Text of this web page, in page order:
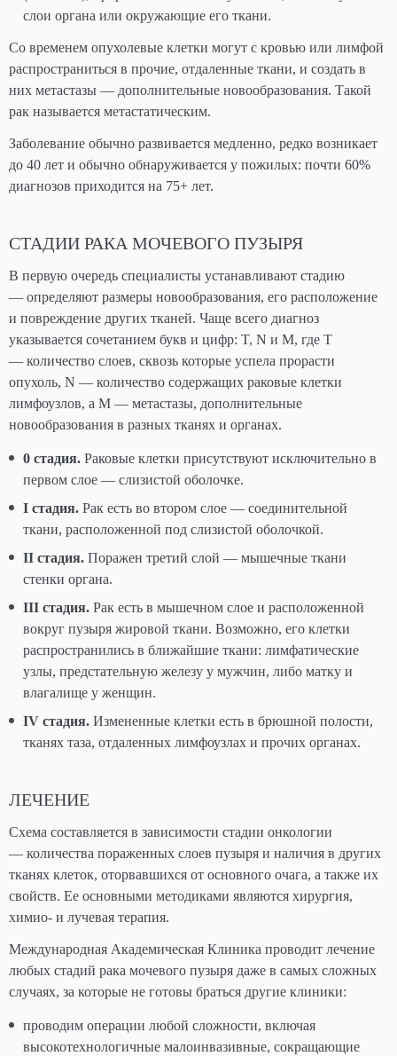
слои органа или окружающие его ткани.
Со временем опухолевые клетки могут с кровью или лимфой
распространиться в прочие, отдаленные ткани, и создать в
них метастазы — дополнительные новообразования. Такой
рак называется метастатическим.
Заболевание обычно развивается медленно, редко возникает
до 40 лет и обычно обнаруживается у пожилых: почти 60%
диагнозов приходится на 75+ лет.
СТАДИИ РАКА МОЧЕВОГО ПУЗЫРЯ
В первую очередь специалисты устанавливают стадию
— определяют размеры новообразования, его расположение
и повреждение других тканей. Чаще всего диагноз
указывается сочетанием букв и цифр: T, N и M, где Т
— количество слоев, сквозь которые успела прорасти
опухоль, N — количество содержащих раковые клетки
лимфоузлов, а М — метастазы, дополнительные
новообразования в разных тканях и органах.
0 стадия. Раковые клетки присутствуют исключительно в
первом слое — слизистой оболочке.
I стадия. Рак есть во втором слое — соединительной
ткани, расположенной под слизистой оболочкой.
II стадия. Поражен третий слой — мышечные ткани
стенки органа.
III стадия. Рак есть в мышечном слое и расположенной
вокруг пузыря жировой ткани. Возможно, его клетки
распространились в ближайшие ткани: лимфатические
узлы, предстательную железу у мужчин, либо матку и
влагалище у женщин.
IV стадия. Измененные клетки есть в брюшной полости,
тканях таза, отдаленных лимфоузлах и прочих органах.
ЛЕЧЕНИЕ
Схема составляется в зависимости стадии онкологии
— количества пораженных слоев пузыря и наличия в других
тканях клеток, оторвавшихся от основного очага, а также их
свойств. Ее основными методиками являются хирургия,
химио- и лучевая терапия.
Международная Академическая Клиника проводит лечение
любых стадий рака мочевого пузыря даже в самых сложных
случаях, за которые не готовы браться другие клиники:
проводим операции любой сложности, включая
высокотехнологичные малоинвазивные, сокращающие